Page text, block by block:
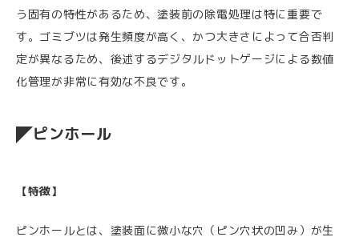
う固有の特性があるため、塗装前の除電処理は特に重要で
す。ゴミブツは発生頻度が高く、かつ大きさによって合否判
定が異なるため、後述するデジタルドットゲージによる数値
化管理が非常に有効な不良です。
ピンホール
【特徴】
ピンホールとは、塗装面に微小な穴（ピン穴状の凹み）が生